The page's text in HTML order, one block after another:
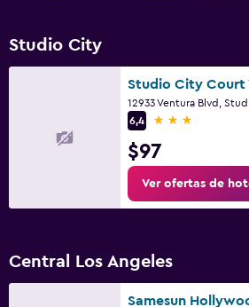
Studio City
6,4
3 estrellas
$97
Ver ofertas de
Central Los Angeles